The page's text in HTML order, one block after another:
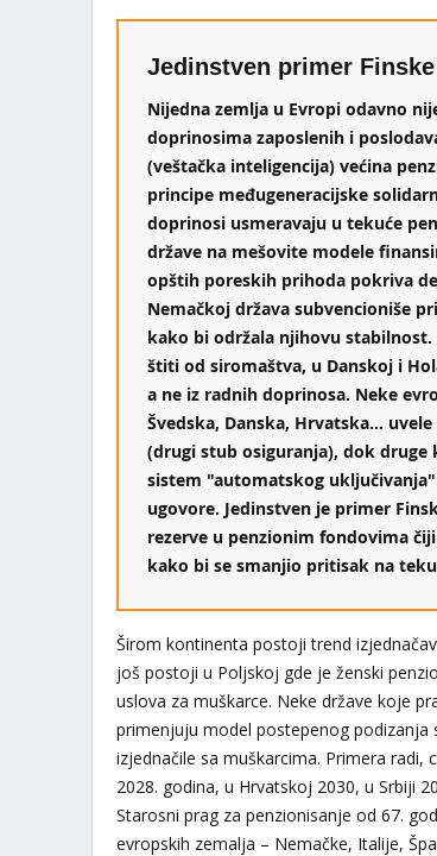
Jedinstven primer Finske
Nijedna zemlja u Evropi odavno
doprinosima zaposlenih i
(veštačka inteligencija) većina
principe međugeneracijske
doprinosi usmeravaju u tekuće
države na mešovite modele
opštih poreskih prihoda pokriva
Nemačkoj država subvencioniše
kako bi održala njihovu
štiti od siromaštva, u Danskoj i
a ne iz radnih doprinosa. Neke
Švedska, Danska, Hrvatska…
(drugi stub osiguranja), dok
sistem "automatskog
ugovore. Jedinstven je primer
rezerve u penzionim fondovima
kako bi se smanjio pritisak na
Širom kontinenta postoji trend
još postoji u Poljskoj gde je ženski
uslova za muškarce. Neke države koje
primenjuju model postepenog podizanja
izjednačile sa muškarcima. Primera radi,
2028. godina, u Hrvatskoj 2030, u Srbiji
Starosni prag za penzionisanje od 67.
evropskih zemalja – Nemačke, Italije,